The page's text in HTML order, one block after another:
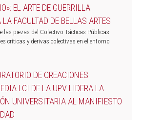
EL ARTE DE GUERRILLA
FACULTAD DE BELLAS ARTES
las piezas del Colectivo Tácticas Públicas
críticas y derivas colectivas en el entorno
DE CREACIONES
LCI DE LA UPV LIDERA LA
UNIVERSITARIA AL MANIFIESTO